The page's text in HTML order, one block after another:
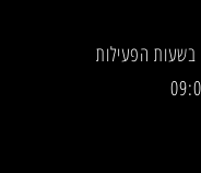
בשעות הפעילות